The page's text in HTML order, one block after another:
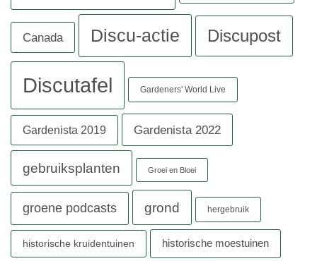
Canada Discu-actie Discupost
Discutafel Gardeners' World Live
Gardenista 2019 Gardenista 2022
gebruiksplanten Groei en Bloei
groene podcasts grond hergebruik
historische kruidentuinen historische moestuinen